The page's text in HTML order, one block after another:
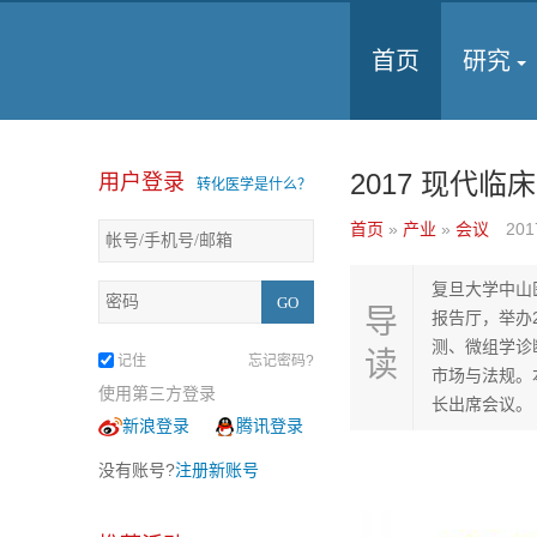
首页 研究
用户登录 转化医学是什么？
记住 忘记密码?
使用第三方登录
新浪登录
腾讯登录
没有账号?注册新账号
2017 现代临
首页 » 产业 » 会议
导
读
复旦大学中
报告厅，举
测、微组学
市场与法规
长出席会议。